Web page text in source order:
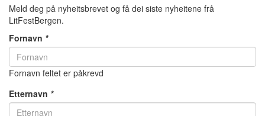
Meld deg på nyheitsbrevet og få dei siste nyheitene frå
LitFestBergen.
Fornavn *
Fornavn feltet er påkrevd
Etternavn *